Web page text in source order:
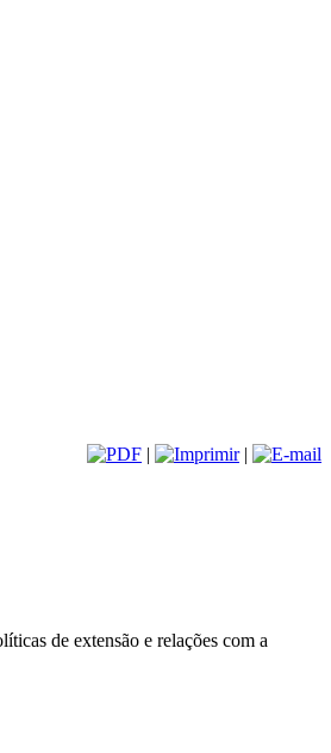
| |
de extensão e relações com a